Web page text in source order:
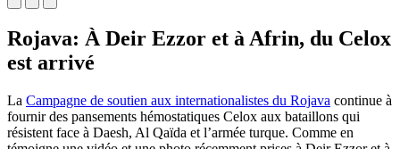
Rojava: À Deir Ezzor et à Afrin, du Celox
est arrivé
La Campagne de soutien aux internationalistes du Rojava continue à
fournir des pansements hémostatiques Celox aux bataillons qui
résistent face à Daesh, Al Qaïda et l’armée turque. Comme en